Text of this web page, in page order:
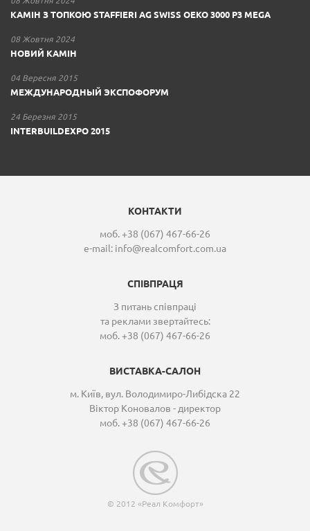
КАМІН З ТОПКОЮ STAFFIERI AG SWISS OEKO 3000 P3 MEGA
08 Жовтня 2024
НОВИЙ КАМІН
04 Вересня 2015
МЕЖДУНАРОДНЫЙ ЭКСПОФОРУМ
24 Березня 2015
INTERBUILDEXPO 2015
КОНТАКТИ
моб. +38 (067) 467-66-26
e-mail: info@realcomfort.com.ua
СПІВПРАЦЯ
З питань співпраці
та реклами звертайтесь:
моб. +38 (067) 467-66-26
ВИСТАВКА-САЛОН
м. Київ, вул. Володимиро-Либідска 22
Віктор Коновалов - директор
моб. +38 (067) 467-66-26
© 2012 «Реал Комфорт»